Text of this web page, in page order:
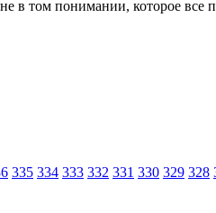
в том понимании, которое все
335 334 333 332 331 330 329 328